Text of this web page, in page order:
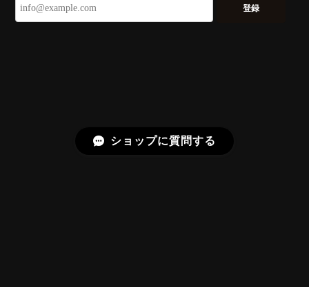
いです。 ウルウルとギラギラを一度に見ることができ
る不思議なカットだと感じました。強い煌めきだけで
で、そう感じていただけたことがなにより
です。Star Rose Cut™ は中心から外へ広
登録
ショップに質問する